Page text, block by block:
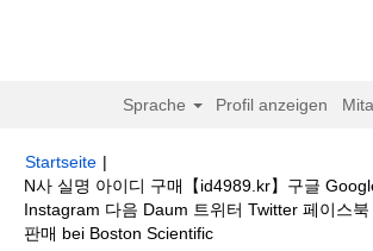
Sprache Profil anzeigen
Startseite |
N사 실명 아이디 구매【id4989.kr】구글
Instagram 다음 Daum 트위터 Twitter 페이스
판매 bei Boston Scientific(aktuelle